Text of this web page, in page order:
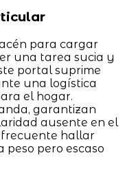
para cargar
una tarea sucia y
portal suprime
una logística
el hogar.
garantizan
ausente en el
frecuente hallar
pero escaso